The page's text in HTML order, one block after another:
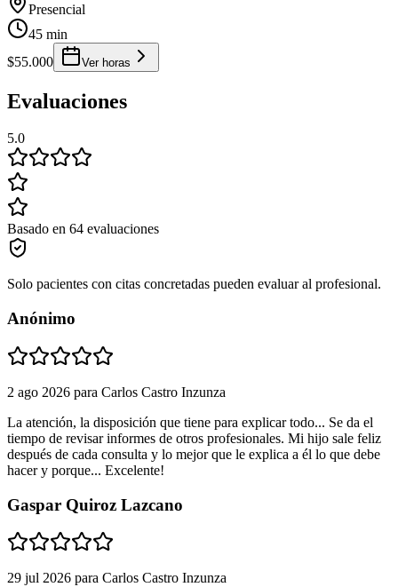
Presencial
45 min
$55.000
Ver horas
Evaluaciones
5.0
Basado en 64 evaluaciones
Solo pacientes con citas concretadas pueden evaluar al profesional.
Anónimo
2 ago 2026 para Carlos Castro Inzunza
La atención, la disposición que tiene para explicar todo... Se da el
tiempo de revisar informes de otros profesionales. Mi hijo sale feliz
después de cada consulta y lo mejor que le explica a él lo que debe
hacer y porque... Excelente!
Gaspar Quiroz Lazcano
29 jul 2026 para Carlos Castro Inzunza